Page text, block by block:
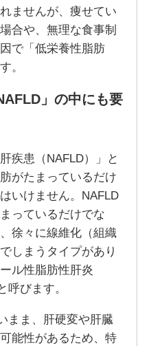
ませんが、痩せてい
合や、無理な食事制
で「低栄養性脂肪
。
」の中にも要
疾患（NAFLD）」と
がたまっているだけ
いけません。NAFLD
っているだけでな
徐々に線維化（組織
しまうタイプがあり
ル性脂肪性肝炎
呼びます。
まま、肝硬変や肝臓
能性があるため、特